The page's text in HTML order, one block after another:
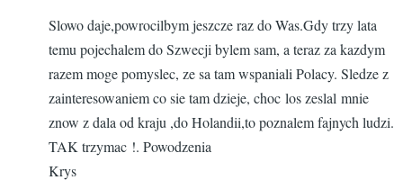
Slowo daje,powrocilbym jeszcze raz do Was.Gdy trzy lata
temu pojechalem do Szwecji bylem sam, a teraz za kazdym
razem moge pomyslec, ze sa tam wspaniali Polacy. Sledze z
zainteresowaniem co sie tam dzieje, choc los zeslal mnie
znow z dala od kraju ,do Holandii,to poznalem fajnych ludzi.
TAK trzymac !. Powodzenia
Krys